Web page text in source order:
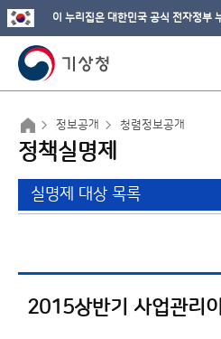
이 누리집은 대한민국 공식 전자정부
정보공개 청렴정보공개
정책실명제
실명제 대상 목록